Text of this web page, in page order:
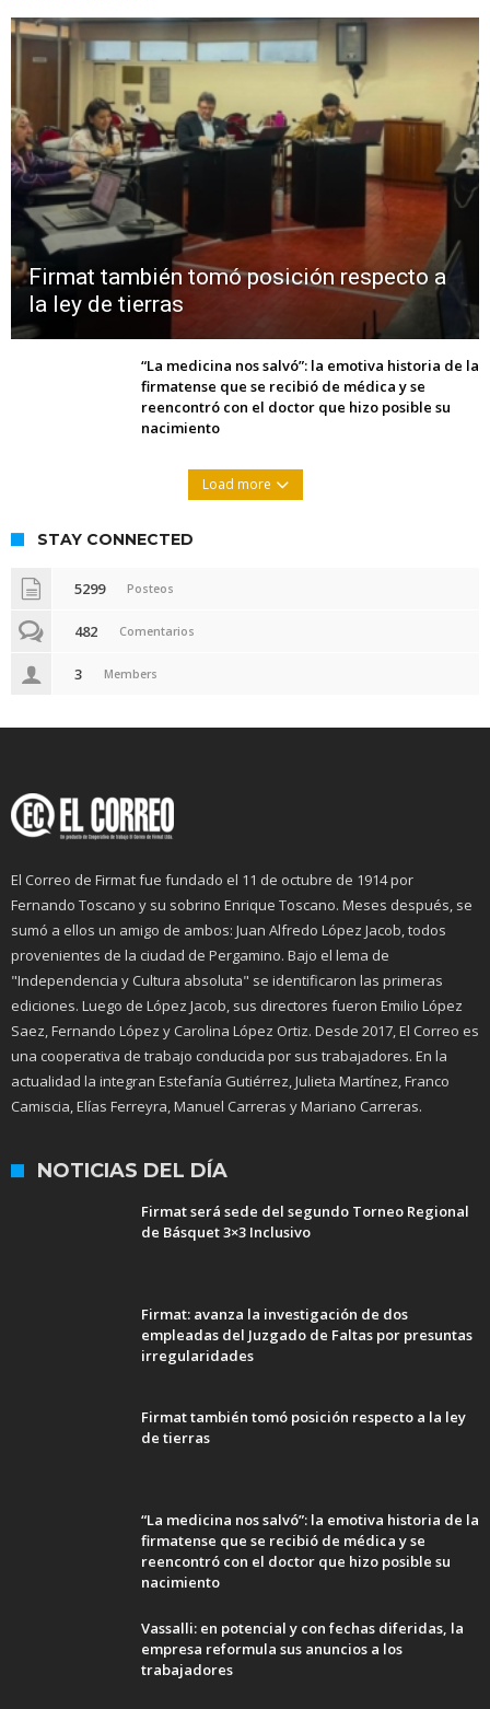
Firmat también tomó posición respecto a
la ley de tierras
“La medicina nos salvó”: la emotiva historia de la
firmatense que se recibió de médica y se
reencontró con el doctor que hizo posible su
nacimiento
Load more
STAY CONNECTED
5299 Posteos
482 Comentarios
3 Members
El Correo de Firmat fue fundado el 11 de octubre de 1914 por
Fernando Toscano y su sobrino Enrique Toscano. Meses después, se
sumó a ellos un amigo de ambos: Juan Alfredo López Jacob, todos
provenientes de la ciudad de Pergamino. Bajo el lema de
"Independencia y Cultura absoluta" se identificaron las primeras
ediciones. Luego de López Jacob, sus directores fueron Emilio López
Saez, Fernando López y Carolina López Ortiz. Desde 2017, El Correo es
una cooperativa de trabajo conducida por sus trabajadores. En la
actualidad la integran Estefanía Gutiérrez, Julieta Martínez, Franco
Camiscia, Elías Ferreyra, Manuel Carreras y Mariano Carreras.
NOTICIAS DEL DÍA
Firmat será sede del segundo Torneo Regional
de Básquet 3×3 Inclusivo
Firmat: avanza la investigación de dos
empleadas del Juzgado de Faltas por presuntas
irregularidades
Firmat también tomó posición respecto a la ley
de tierras
“La medicina nos salvó”: la emotiva historia de la
firmatense que se recibió de médica y se
reencontró con el doctor que hizo posible su
nacimiento
Vassalli: en potencial y con fechas diferidas, la
empresa reformula sus anuncios a los
trabajadores